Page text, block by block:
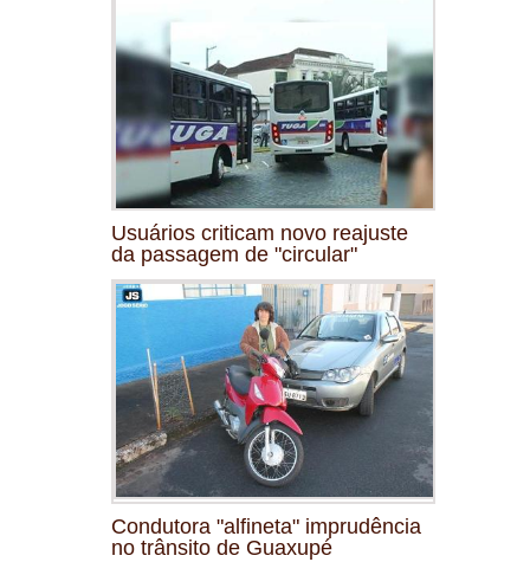
Usuários criticam novo reajuste
da passagem de "circular"
Condutora "alfineta" imprudência
no trânsito de Guaxupé